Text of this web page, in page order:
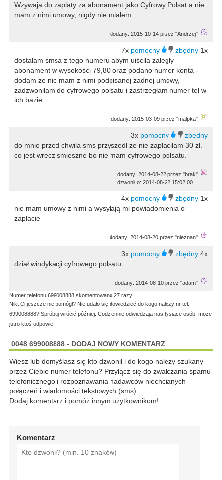
Wzywaja do zaplaty za abonament jako Cyfrowy Polsat a nie
mam z nimi umowy, nigdy nie mialem
dodany: 2015-10-14 przez "Andrzej"
7x
1x
dostałam smsa z tego numeru abym uiściła zaległy
abonament w wysokości 79,80 oraz podano numer konta -
dodam że nie mam z nimi podpisanej żadnej umowy,
zadzwoniłam do cyfrowego polsatu i zastrzegłam numer tel w
ich bazie.
dodany: 2015-03-09 przez "malpka"
3x
do mnie przed chwila sms przyszedl ze nie zaplacilam 30 zl.
co jest wrecz smieszne bo nie mam cyfrowego polsatu.
dodany: 2014-08-22 przez "brak"
dzwonił o: 2014-08-22 15:02:00
4x
1x
nie mam umowy z nimi a wysyłają mi powiadomienia o
zapłacie
dodany: 2014-08-20 przez "nieznan"
3x
4x
dział windykacji cyfrowego polsatu
dodany: 2014-08-10 przez "adam"
Numer telefonu 699008888 skomentowano 27 razy.
Nikt Ci jeszcze nie pomógł? Nie udało się dowiedzieć do kogo należy nr tel.
699008888? Spróbuj wrócić później. Codziennie odwiedzają nas tysiące osób, może
jutro ktoś odpowie.
0048 699008888 - DODAJ NOWY KOMENTARZ
Wiesz lub domyślasz się kto dzwonił i do kogo należy szukany
przez Ciebie numer telefonu? Przyłącz się do zwalczania spamu
telefonicznego i rozpoznawania nadawców niechcianych
połączeń i wiadomości tekstowych (sms).
Dodaj komentarz i pomóż innym użytkownikom!
Komentarz